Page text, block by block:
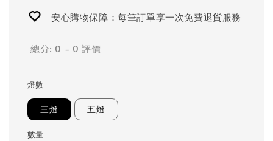
安心購物保障：每筆訂單享一次免費退貨服務
總分: 0 - 0 評價
燈數
三燈 五燈
數量